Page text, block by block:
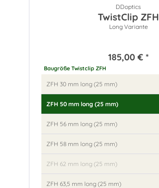
DDoptics
TwistClip ZFH
Long Variante
185,00 € *
Baugröße Twistclip ZFH
ZFH 30 mm long (25 mm)
ZFH 50 mm long (25 mm)
ZFH 56 mm long (25 mm)
ZFH 58 mm long (25 mm)
ZFH 62 mm long (25 mm)
ZFH 63,5 mm long (25 mm)